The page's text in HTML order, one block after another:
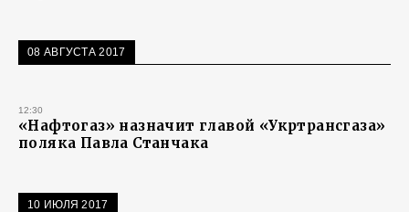
08 АВГУСТА 2017
12:30
«Нафтогаз» назначит главой «Укртрансгаза»
поляка Павла Станчака
10 ИЮЛЯ 2017